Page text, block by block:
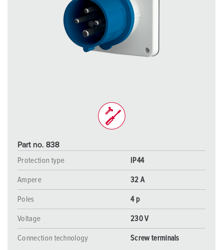
Part no. 838
Protection type
IP44
Ampere 32 A
Poles 4 p
Voltage 230 V
Connection technology Screw terminals